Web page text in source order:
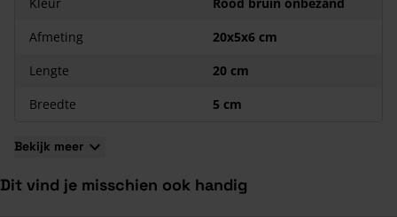
Afmeting
20x5x6 cm
Lengte
20 cm
Breedte
5 cm
Bekijk meer
Dit vind je misschien ook handig